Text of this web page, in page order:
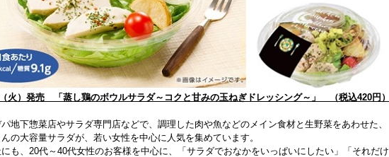
火）発売 「蒸し鶏のボウルサラダ～コクと甘みの玉ねぎドレッシング～」 （税込420円）
地下惣菜店やサラダ専門店などで、調理した肉や魚などのメイン食材と生野菜をあわせた、
の大容量サラダが、若い女性を中心に人気を集めています。
にも、20代～40代女性のお客様を中心に、「サラダでおなかをいっぱいにしたい」「それだけ